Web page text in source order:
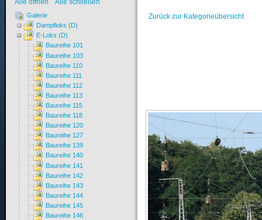
Zurück zur Kategorieübersicht
Alle öffnen Alle schließen
Galerie
Dampfloks (D)
E-Loks (D)
Baureihe 101
Baureihe 103
Baureihe 110
Baureihe 111
Baureihe 112
Baureihe 113
Baureihe 115
Baureihe 118
Baureihe 120
Baureihe 127
Baureihe 139
Baureihe 140
Baureihe 141
Baureihe 142
Baureihe 143
Baureihe 144
Baureihe 145
Baureihe 146